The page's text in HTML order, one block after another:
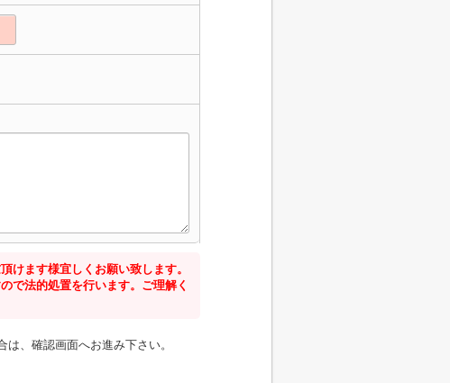
けます様宜しくお願い致します。
で法的処置を行います。ご理解く
、確認画面へお進み下さい。